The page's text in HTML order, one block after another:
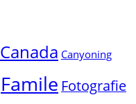
Canada Canyoning
Famile Fotografie